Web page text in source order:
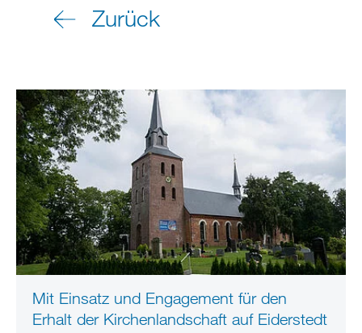
Zurück
Mit Einsatz und Engagement für den
Erhalt der Kirchenlandschaft auf Eiderstedt